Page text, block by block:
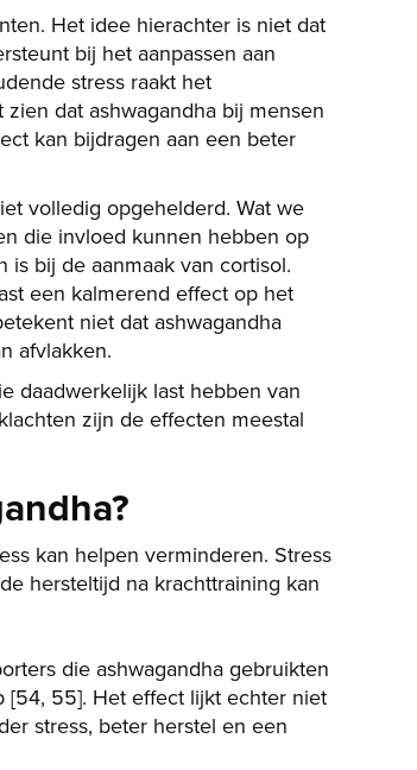
Het idee hierachter is niet dat
bij het aanpassen aan
stress raakt het
dat ashwagandha bij mensen
kan bijdragen aan een beter
volledig opgehelderd. Wat we
die invloed kunnen hebben op
is bij de aanmaak van cortisol.
een kalmerend effect op het
niet dat ashwagandha
afvlakken.
daadwerkelijk last hebben van
zijn de effecten meestal
kan helpen verminderen. Stress
hersteltijd na krachttraining kan
die ashwagandha gebruikten
[54, 55]. Het effect lijkt echter niet
stress, beter herstel en een